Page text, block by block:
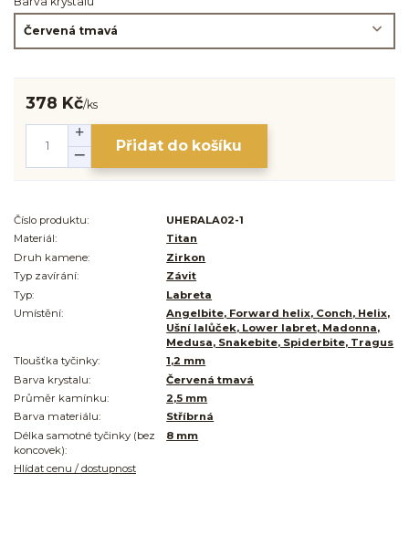
378 Kč/ks
Přidat do košíku
Číslo produktu:
UHERALA02-1
Materiál:
Titan
Druh kamene:
Zirkon
Typ zavírání:
Závit
Typ:
Labreta
Umístění:
Angelbite, Forward helix, Conch, Helix,
Ušní lalůček, Lower labret, Madonna,
Medusa, Snakebite, Spiderbite, Tragus
Tloušťka tyčinky:
1,2 mm
Barva krystalu:
Červená tmavá
Průměr kamínku:
2,5 mm
Barva materiálu:
Stříbrná
Délka samotné tyčinky (bez
koncovek):
8 mm
Hlídat cenu / dostupnost